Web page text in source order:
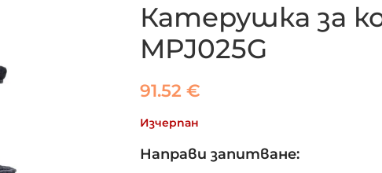
Катерушка за
MPJ025G
91.52 €
Изчерпан
Направи запитване: